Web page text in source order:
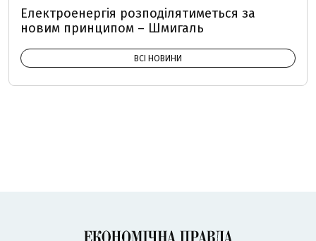
Електроенергія розподілятиметься за
новим принципом – Шмигаль
ВСІ НОВИНИ